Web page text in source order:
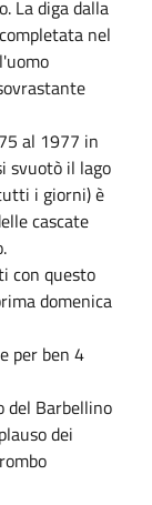
La diga dalla
nel
al 1977 in
svuotò il lago
i giorni) è
cascate
con questo
domenica
per ben 4
del Barbellino
dei